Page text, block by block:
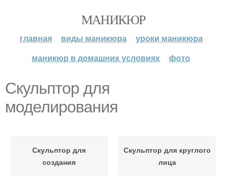
МАНИКЮР
главная виды маникюра
уроки маникюра
маникюр в домашних условиях
фото
Скульптор для
моделирования
Скульптор для
создания
Скульптор для круглого
лица